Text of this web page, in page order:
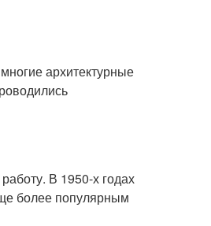
архитектурные
В 1950-х годах
более популярным